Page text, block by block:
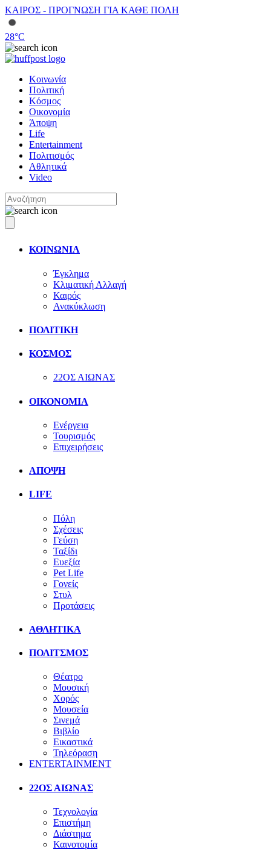
ΚΑΙΡΟΣ - ΠΡΟΓΝΩΣΗ ΓΙΑ ΚΑΘΕ ΠΟΛΗ
28°C
Κοινωνία
Πολιτική
Κόσμος
Οικονομία
Άποψη
Life
Entertainment
Πολιτισμός
Αθλητικά
Video
ΚΟΙΝΩΝΙΑ
Έγκλημα
Κλιματική Αλλαγή
Καιρός
Ανακύκλωση
ΠΟΛΙΤΙΚΗ
ΚΟΣΜΟΣ
22ΟΣ ΑΙΩΝΑΣ
ΟΙΚΟΝΟΜΙΑ
Ενέργεια
Τουρισμός
Επιχειρήσεις
ΑΠΟΨΗ
LIFE
Πόλη
Σχέσεις
Γεύση
Ταξίδι
Ευεξία
Pet Life
Γονείς
Στυλ
Προτάσεις
ΑΘΛΗΤΙΚΑ
ΠΟΛΙΤΣΜΟΣ
Θέατρο
Μουσική
Χορός
Μουσεία
Σινεμά
Βιβλίο
Εικαστικά
Τηλεόραση
ENTERTAINMENT
22ΟΣ ΑΙΩΝΑΣ
Τεχνολογία
Επιστήμη
Διάστημα
Καινοτομία